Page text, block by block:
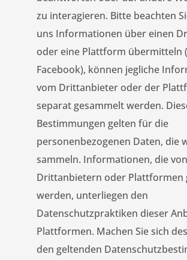
zu interagieren. Bitte beachten
uns Informationen über einen
oder eine Plattform übermitteln
Facebook), können jegliche
vom Drittanbieter oder der
separat gesammelt werden.
Bestimmungen gelten für die
personenbezogenen Daten, die
sammeln. Informationen, die von
Drittanbietern oder Plattformen
werden, unterliegen den
Datenschutzpraktiken dieser
Plattformen. Machen Sie sich
den geltenden